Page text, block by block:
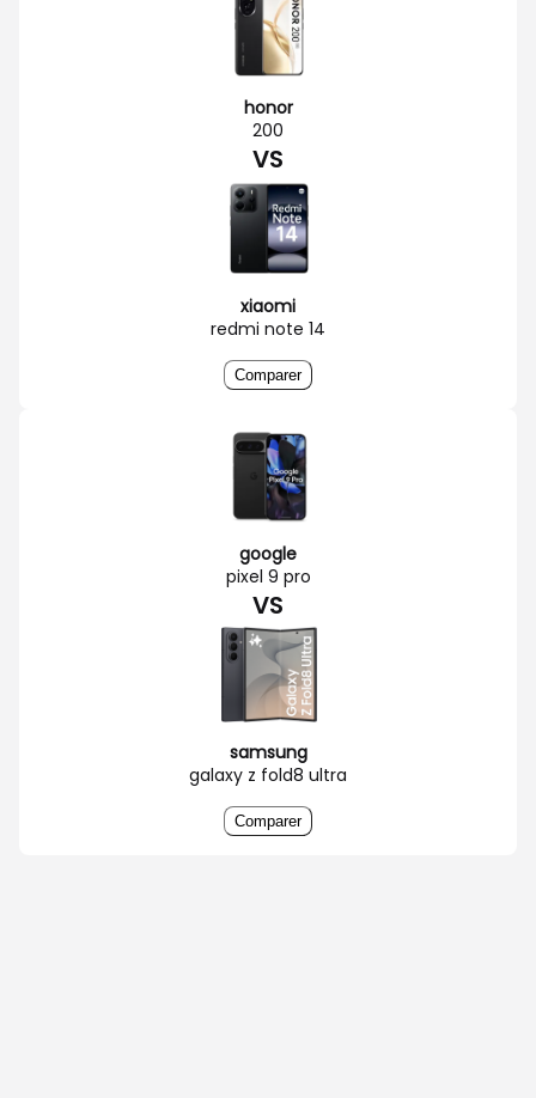
honor
200
VS
xiaomi
redmi note 14
Comparer
google
pixel 9 pro
VS
samsung
galaxy z fold8 ultra
Comparer